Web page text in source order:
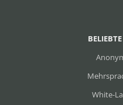
White-